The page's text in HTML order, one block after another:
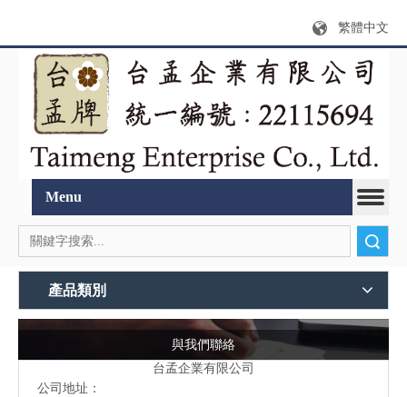
繁體中文
Menu
產品類別
與我們聯絡
台孟企業有限公司
公司地址：